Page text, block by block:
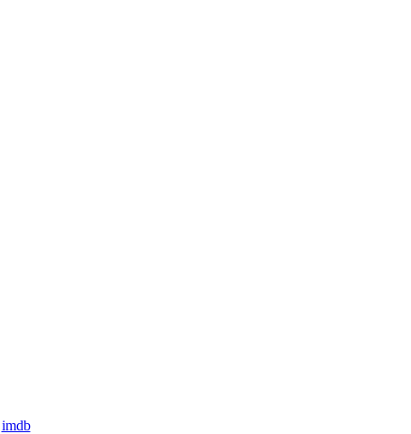
imdb